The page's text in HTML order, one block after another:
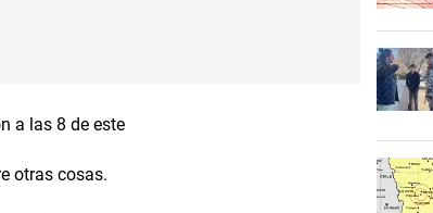
a las 8 de este
otras cosas.